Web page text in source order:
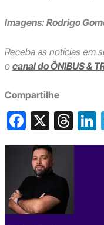
Imagens: Rodrigo
Receba as notícias em
o canal do ÔNIBUS &
Compartilhe
F
a
c
e
b
o
X T
hr
s